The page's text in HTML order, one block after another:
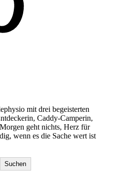
mit drei begeisterten
Caddy-Camperin,
geht nichts, Herz für
wenn es die Sache wert ist
Suchen